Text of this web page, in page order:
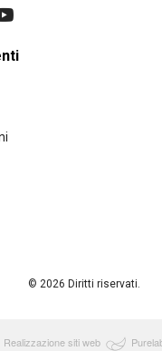
© 2026 Diritti riservati.
Realizzazione siti web